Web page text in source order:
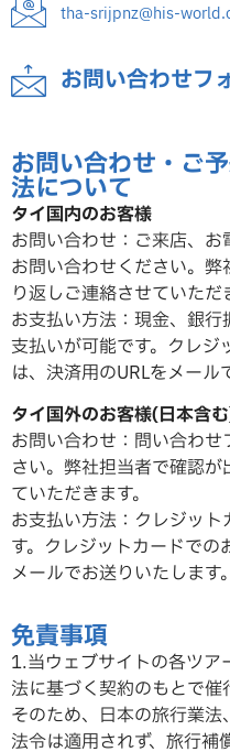
tha-srijpnz@his-
お問い合わせフ
お問い合わせ・ご
法について
タイ国内のお客様
お問い合わせ：ご来店、
お問い合わせください。
り返しご連絡させていただ
お支払い方法：現金、銀
支払いが可能です。クレ
は、決済用のURLをメール
タイ国外のお客様(日本含
お問い合わせ：問い合わ
さい。弊社担当者で確認
ていただきます。
お支払い方法：クレジッ
す。クレジットカードでの
メールでお送りいたします。
免責事項
1.当ウェブサイトの各ツ
法に基づく契約のもとで催
そのため、日本の旅行業
法令は適用されず、旅行